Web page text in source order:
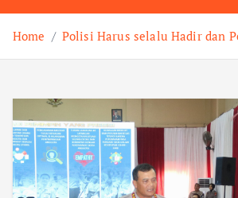
Home Polisi Harus selalu Hadir dan